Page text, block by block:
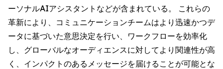
ーソナルAIアシスタントなどが含まれている。 これらの
革新により、コミュニケーションチームはより迅速かつデ
ータに基づいた意思決定を行い、ワークフローを効率化
し、グローバルなオーディエンスに対してより関連性が高
く、インパクトのあるメッセージを届けることが可能とな